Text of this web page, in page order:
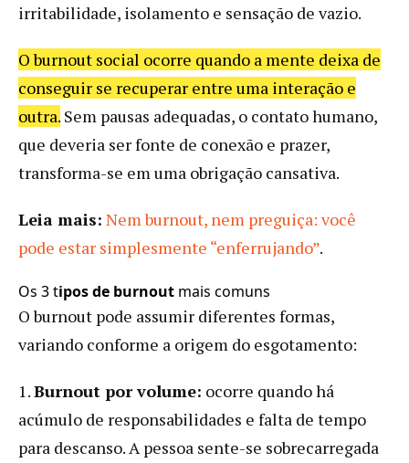
irritabilidade, isolamento e sensação de vazio.
O burnout social ocorre quando a mente deixa de
conseguir se recuperar entre uma interação e
outra. Sem pausas adequadas, o contato humano,
que deveria ser fonte de conexão e prazer,
transforma-se em uma obrigação cansativa.
Leia mais: Nem burnout, nem preguiça: você
pode estar simplesmente “enferrujando”.
Os 3 tipos de burnout mais comuns
O burnout pode assumir diferentes formas,
variando conforme a origem do esgotamento:
1.Burnout por volume: ocorre quando há
acúmulo de responsabilidades e falta de tempo
para descanso. A pessoa sente-se sobrecarregada